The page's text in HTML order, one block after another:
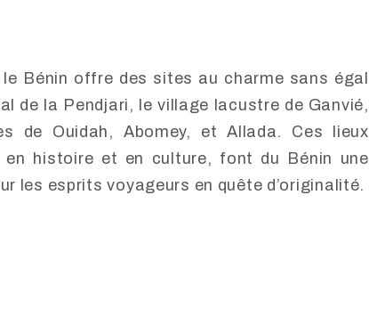
Bénin offre des sites au charme sans égal
de la Pendjari, le village lacustre de Ganvié,
de Ouidah, Abomey, et Allada. Ces lieux
en histoire et en culture, font du Bénin une
les esprits voyageurs en quête d’originalité.